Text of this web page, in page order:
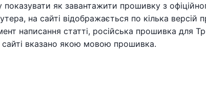
як завантажити прошивку з
на сайті відображається по кілька версій
написання статті, російська прошивка для
сайті вказано якою мовою прошивка.